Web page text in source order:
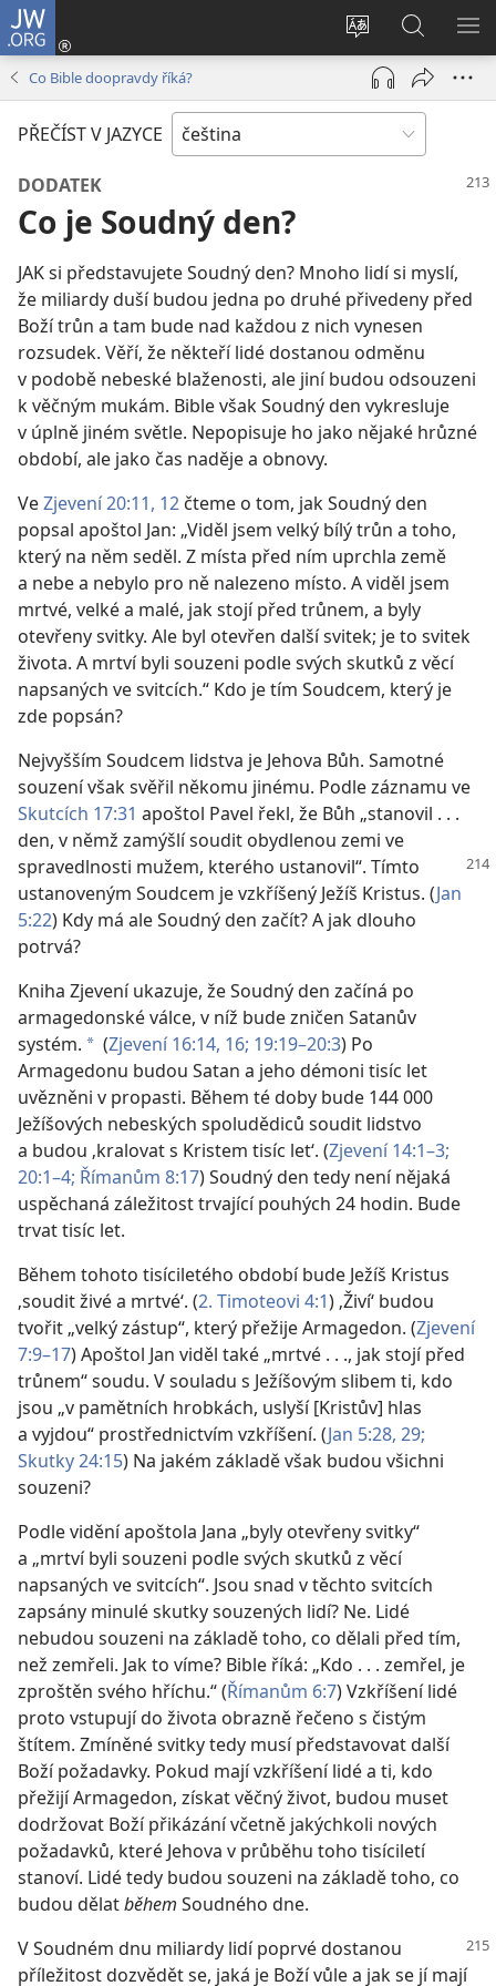
JW.ORG
Změnit
jazyk
stránek
Přihlásit
se
(otevřeno
okno)
Hledat
na
JW.ORG
Co Bible doopravdy říká?
PŘEČÍST V JAZYCE
DODATEK
Co je Soudný den?
JAK si představujete Soudný den? Mnoho lidí si myslí,
že miliardy duší budou jedna po druhé přivedeny před
Boží trůn a tam bude nad každou z nich vynesen
rozsudek. Věří, že někteří lidé dostanou odměnu
v podobě nebeské blaženosti, ale jiní budou odsouzeni
k věčným mukám. Bible však Soudný den vykresluje
v úplně jiném světle. Nepopisuje ho jako nějaké hrůzné
období, ale jako čas naděje a obnovy.
VeZjevení 20:11, 12 čteme o tom, jak Soudný den
popsal apoštol Jan: „Viděl jsem velký bílý trůn a toho,
který na něm seděl. Z místa před ním uprchla země
a nebe a nebylo pro ně nalezeno místo. A viděl jsem
mrtvé, velké a malé, jak stojí před trůnem, a byly
otevřeny svitky. Ale byl otevřen další svitek; je to svitek
života. A mrtví byli souzeni podle svých skutků z věcí
napsaných ve svitcích.“ Kdo je tím Soudcem, který je
zde popsán?
Nejvyšším Soudcem lidstva je Jehova Bůh. Samotné
souzení však svěřil někomu jinému. Podle záznamu ve
Skutcích 17:31 apoštol Pavel řekl, že Bůh „stanovil . . .
den, v němž zamýšlí soudit obydlenou zemi ve
spravedlnosti mužem, kterého ustanovil“. Tímto
ustanoveným Soudcem je vzkříšený Ježíš Kristus. (Jan
5:22) Kdy má ale Soudný den začít? A jak dlouho
potrvá?
Kniha Zjevení ukazuje, že Soudný den začíná po
armagedonské válce, v níž bude zničen Satanův
systém. a (Zjevení 16:14, 16; 19:19–20:3) Po
Armagedonu budou Satan a jeho démoni tisíc let
uvězněni v propasti. Během té doby bude 144 000
Ježíšových nebeských spoludědiců soudit lidstvo
a budou ‚kralovat s Kristem tisíc let‘. (Zjevení 14:1–3;
20:1–4; Římanům 8:17) Soudný den tedy není nějaká
uspěchaná záležitost trvající pouhých 24 hodin. Bude
trvat tisíc let.
Během tohoto tisíciletého období bude Ježíš Kristus
‚soudit živé a mrtvé‘. (2. Timoteovi 4:1) ‚Živí‘ budou
tvořit „velký zástup“, který přežije Armagedon. (Zjevení
7:9–17) Apoštol Jan viděl také „mrtvé . . ., jak stojí před
trůnem“ soudu. V souladu s Ježíšovým slibem ti, kdo
jsou „v pamětních hrobkách, uslyší [Kristův] hlas
a vyjdou“ prostřednictvím vzkříšení. (Jan 5:28, 29;
Skutky 24:15) Na jakém základě však budou všichni
souzeni?
Podle vidění apoštola Jana „byly otevřeny svitky“
a „mrtví byli souzeni podle svých skutků z věcí
napsaných ve svitcích“. Jsou snad v těchto svitcích
zapsány minulé skutky souzených lidí? Ne. Lidé
nebudou souzeni na základě toho, co dělali před tím,
než zemřeli. Jak to víme? Bible říká: „Kdo . . . zemřel, je
zproštěn svého hříchu.“ (Římanům 6:7) Vzkříšení lidé
proto vstupují do života obrazně řečeno s čistým
štítem. Zmíněné svitky tedy musí představovat další
Boží požadavky. Pokud mají vzkříšení lidé a ti, kdo
přežijí Armagedon, získat věčný život, budou muset
dodržovat Boží přikázání včetně jakýchkoli nových
požadavků, které Jehova v průběhu toho tisíciletí
stanoví. Lidé tedy budou souzeni na základě toho, co
budou dělatběhem Soudného dne.
V Soudném dnu miliardy lidí poprvé dostanou
příležitost dozvědět se, jaká je Boží vůle a jak se jí mají